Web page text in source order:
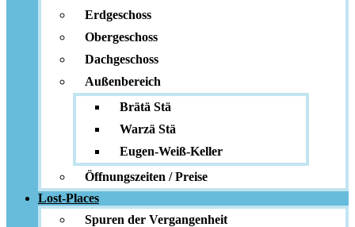
Erdgeschoss
Obergeschoss
Dachgeschoss
Außenbereich
Brätä Stä
Warzä Stä
Eugen-Weiß-Keller
Öffnungszeiten / Preise
Lost-Places
Spuren der Vergangenheit